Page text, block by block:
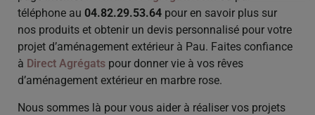
téléphone au 04.82.29.53.64 pour en savoir plus sur
nos produits et obtenir un devis personnalisé pour votre
projet d’aménagement extérieur à Pau. Faites confiance
à Direct Agrégats pour donner vie à vos rêves
d’aménagement extérieur en marbre rose.
Nous sommes là pour vous aider à réaliser vos projets